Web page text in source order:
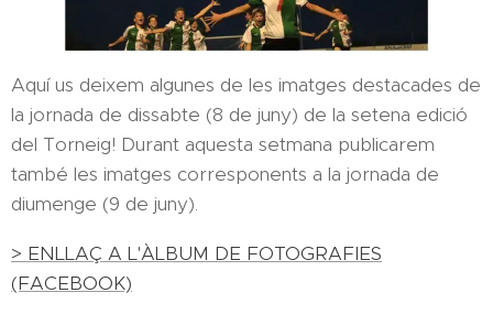
Aquí us deixem algunes de les imatges destacades de
la jornada de dissabte (8 de juny) de la setena edició
del Torneig! Durant aquesta setmana publicarem
també les imatges corresponents a la jornada de
diumenge (9 de juny).
> ENLLAÇ A L'ÀLBUM DE FOTOGRAFIES
(FACEBOOK)